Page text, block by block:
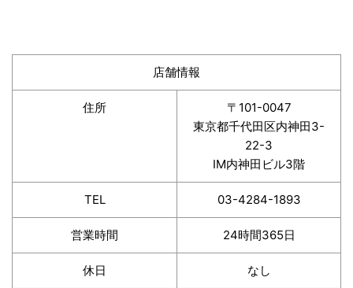
店舗情報
住所
〒101-0047
東京都千代田区内神田3-
22-3
IM内神田ビル3階
TEL 03-4284-1893
営業時間 24時間365日
休日 なし